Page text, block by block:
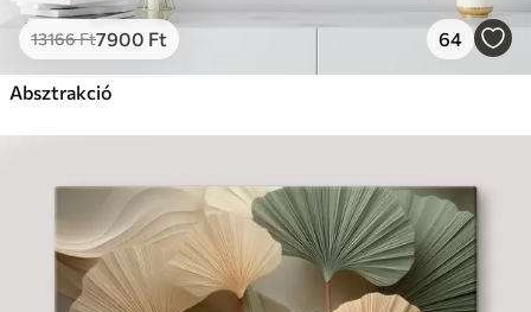
13166Ft7900 Ft 64
Absztrakció